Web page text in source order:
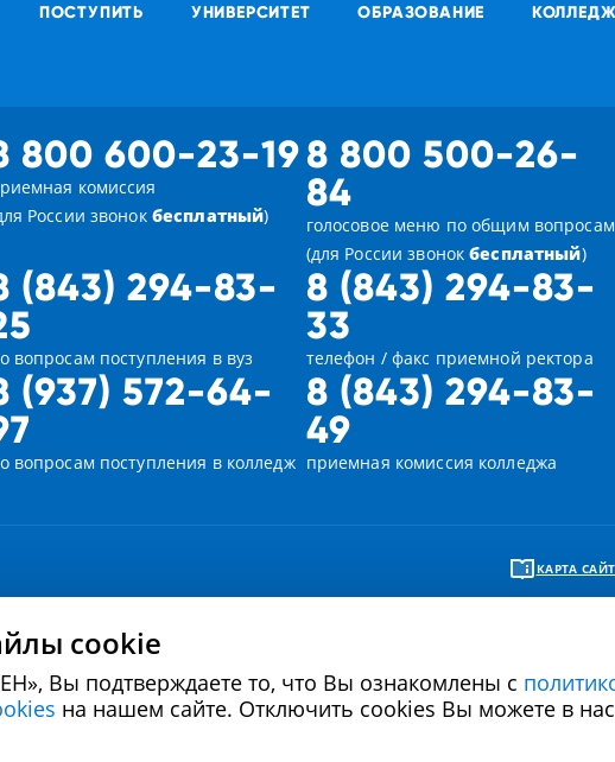
ПОСТУПИТЬ УНИВЕРСИТЕТ ОБРАЗОВАНИЕ КОЛЛЕДЖ
800 600-23-19
комиссия
России звонок бесплатный)
8 800 500-26-
84
голосовое меню по общим вопросам
(для России звонокбесплатный)
(843) 294-83-
вопросам поступления в вуз
8 (843) 294-83-
33
телефон / факс приемной ректора
(937) 572-64-
вопросам поступления в колледж
8 (843) 294-83-
49
приемная комиссия колледжа
КАРТА
Политика в отношении обработки персональных
данных
Политика использования
cookie
Вы подтверждаете то, что Вы ознакомлены с
на нашем сайте. Отключить cookies Вы можете в